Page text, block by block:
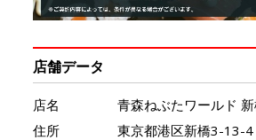
店舗データ
店名
青森ねぶたワールド
住所
東京都港区新橋3-13-